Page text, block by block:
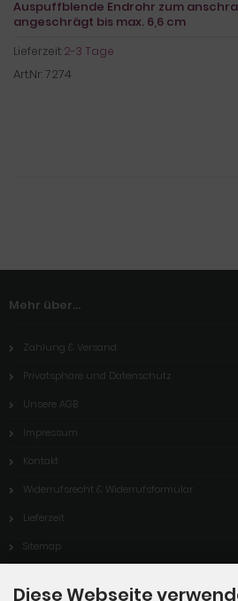
Auspuffblende Endrohr zum
angeschrägt bis max. 6,6 cm
Lieferzeit:2-3 Tage
Art.Nr: 7274
Mehr über...
Zahlung & Versand
Privatsphäre und Datenschutz
Unsere AGB
Impressum
Kontakt
Widerrufsrecht & Widerrufsformular
Lieferzeit
Sitemap
Diese Webseite